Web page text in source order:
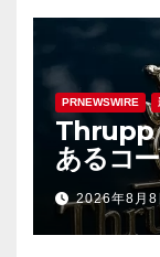
PRNEWSWIRE
Thrupp
あるコ
新時代へ
2026年8月8